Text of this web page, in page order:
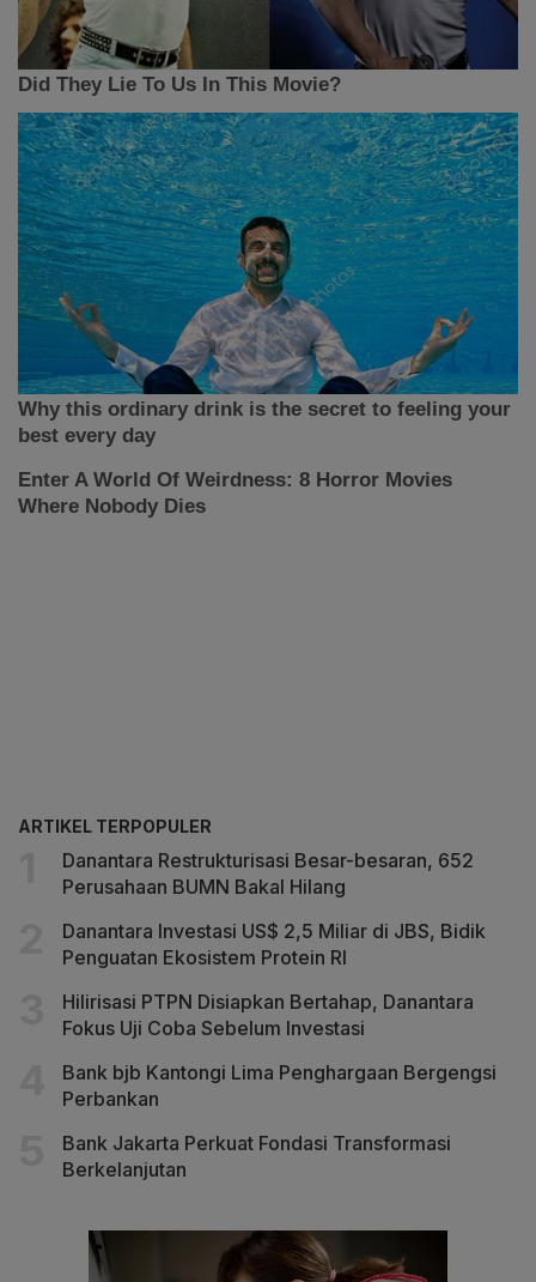
ARTIKEL TERPOPULER
Danantara Restrukturisasi Besar-besaran, 652
Perusahaan BUMN Bakal Hilang
Danantara Investasi US$ 2,5 Miliar di JBS, Bidik
Penguatan Ekosistem Protein RI
Hilirisasi PTPN Disiapkan Bertahap, Danantara
Fokus Uji Coba Sebelum Investasi
Bank bjb Kantongi Lima Penghargaan Bergengsi
Perbankan
Bank Jakarta Perkuat Fondasi Transformasi
Berkelanjutan